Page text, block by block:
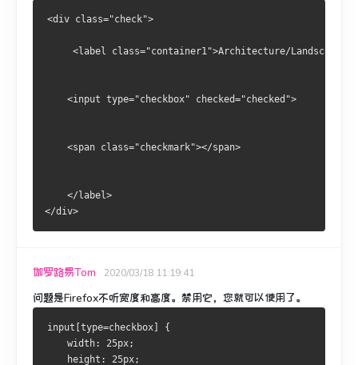
<div class="check">
     <label class="container1">Architecture/Landscape
    <input type="checkbox" checked="checked">
    <span class="checkmark"></span>
	</label>
</div>
伽罗路易Tom 2020/03/18 11:19:41
问题是Firefox不听宽度和高度。 禁用它，您就可以使用了。
input[type=checkbox] {
    width: 25px;
    height: 25px;